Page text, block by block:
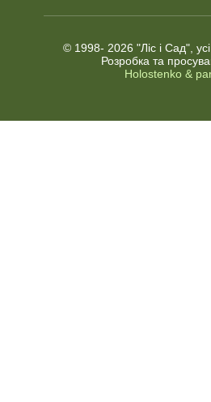
© 1998- 2026 "Ліс і Сад",
Розробка та
Holostenko &